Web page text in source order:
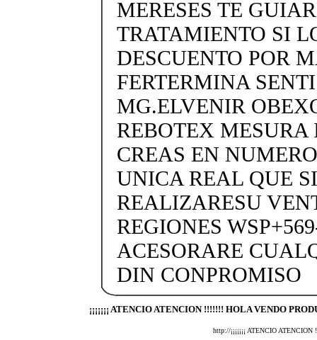
MERESES TE
TRATAMIENTO SI
DESCUENTO POR
FERTERMINA
MG.ELVENIR
REBOTEX MESURA
CREAS EN
UNICA REAL QUE
REALIZARESU
REGIONES
ACESORARE
DIN CONPROMISO
¡¡¡¡¡¡¡ ATENCIO ATENCION !!!!!!! HOLA VENDO
http://¡¡¡¡¡¡¡ ATENCIO